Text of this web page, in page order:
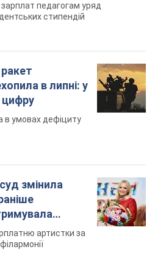
педагогам уряд
стипендій
в липні: у
цифру
в умовах дефіциту
змінила
артистки за